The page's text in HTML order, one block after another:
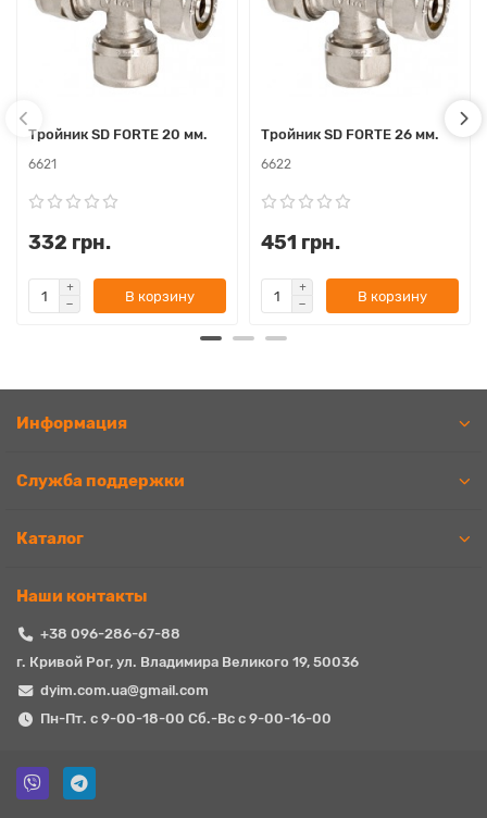
Тройник SD FORTE 20 мм.
6621
332 грн.
В корзину
Тройник SD FORTE 26 мм.
6622
451 грн.
В корзину
Информация
Служба поддержки
Каталог
Наши контакты
+38 096-286-67-88
г. Кривой Рог, ул. Владимира Великого 19, 50036
dyim.com.ua@gmail.com
Пн-Пт. с 9-00-18-00 Сб.-Вс с 9-00-16-00